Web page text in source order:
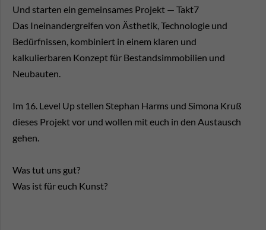
Und starten ein gemeinsames Projekt — Takt7
Das Ineinandergreifen von Ästhetik, Technologie und
Bedürfnissen, kombiniert in einem klaren und
kalkulierbaren Konzept für Bestandsimmobilien und
Neubauten.
Im 16. Level Up stellen Stephan Harms und Simona Kruß
dieses Projekt vor und wollen mit euch in den Austausch
gehen.
Was tut uns gut?
Was ist für euch Kunst?